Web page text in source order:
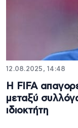
12.08.2025, 14:48
Η FIFA
μεταξύ
ιδιοκτήτη